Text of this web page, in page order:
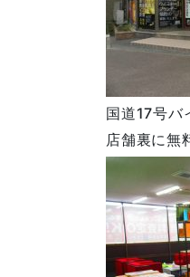
国道17号バ
店舗裏に無